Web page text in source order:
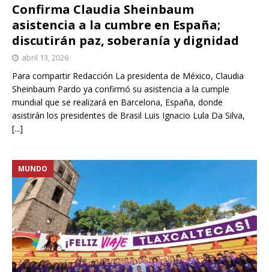
Confirma Claudia Sheinbaum
asistencia a la cumbre en España;
discutirán paz, soberanía y dignidad
abril 13, 2026
Para compartir Redacción La presidenta de México, Claudia
Sheinbaum Pardo ya confirmó su asistencia a la cumple
mundial que se realizará en Barcelona, España, donde
asistirán los presidentes de Brasil Luis Ignacio Lula Da Silva,
[...]
MUNDO